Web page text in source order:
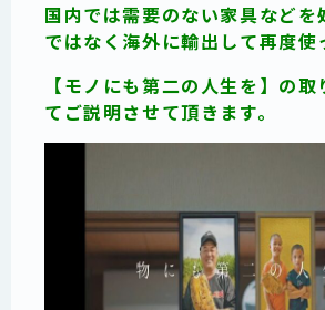
国内では需要のない家具などを
ではなく海外に輸出して再度
【モノにも第二の人生を】の
てご説明させて頂きます。